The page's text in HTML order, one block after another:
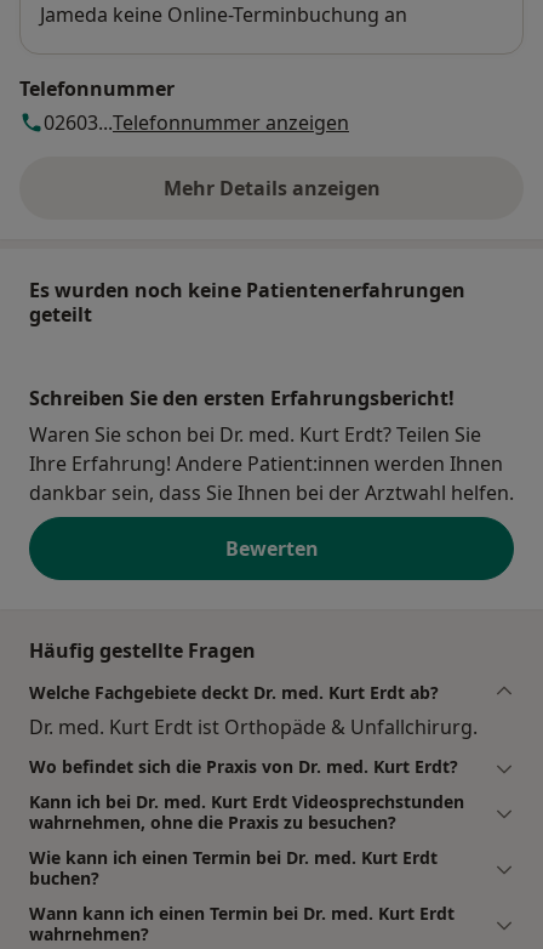
Jameda keine Online-Terminbuchung an
Telefonnummer
02603...Telefonnummer anzeigen
Mehr Details anzeigen
über die Adresse
Es wurden noch keine Patientenerfahrungen
geteilt
Schreiben Sie den ersten Erfahrungsbericht!
Waren Sie schon bei Dr. med. Kurt Erdt? Teilen Sie
Ihre Erfahrung! Andere Patient:innen werden Ihnen
dankbar sein, dass Sie Ihnen bei der Arztwahl helfen.
Bewerten
Häufig gestellte Fragen
Welche Fachgebiete deckt Dr. med. Kurt Erdt ab?
Dr. med. Kurt Erdt ist Orthopäde & Unfallchirurg.
Wo befindet sich die Praxis von Dr. med. Kurt Erdt?
Kann ich bei Dr. med. Kurt Erdt Videosprechstunden
wahrnehmen, ohne die Praxis zu besuchen?
Wie kann ich einen Termin bei Dr. med. Kurt Erdt
buchen?
Wann kann ich einen Termin bei Dr. med. Kurt Erdt
wahrnehmen?